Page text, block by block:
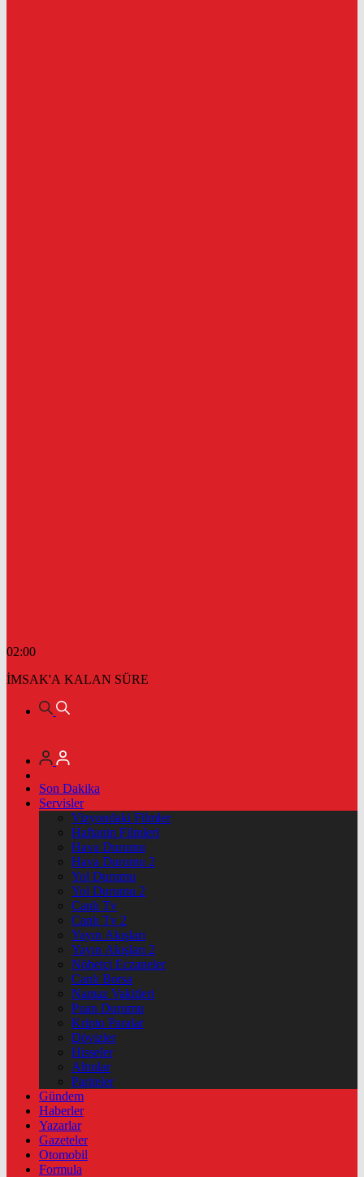
02:00
İMSAK'A KALAN SÜRE
Son Dakika
Servisler
Vizyondaki Filmler
Haftanin Filmleri
Hava Durumu
Hava Durumu 2
Yol Durumu
Yol Durumu 2
Canlı Tv
Canlı Tv 2
Yayın Akışları
Yayın Akışları 2
Nöbetçi Eczaneler
Canlı Borsa
Namaz Vakitleri
Puan Durumu
Kripto Paralar
Dövizler
Hisseler
Altınlar
Pariteler
Gündem
Haberler
Yazarlar
Gazeteler
Otomobil
Formula